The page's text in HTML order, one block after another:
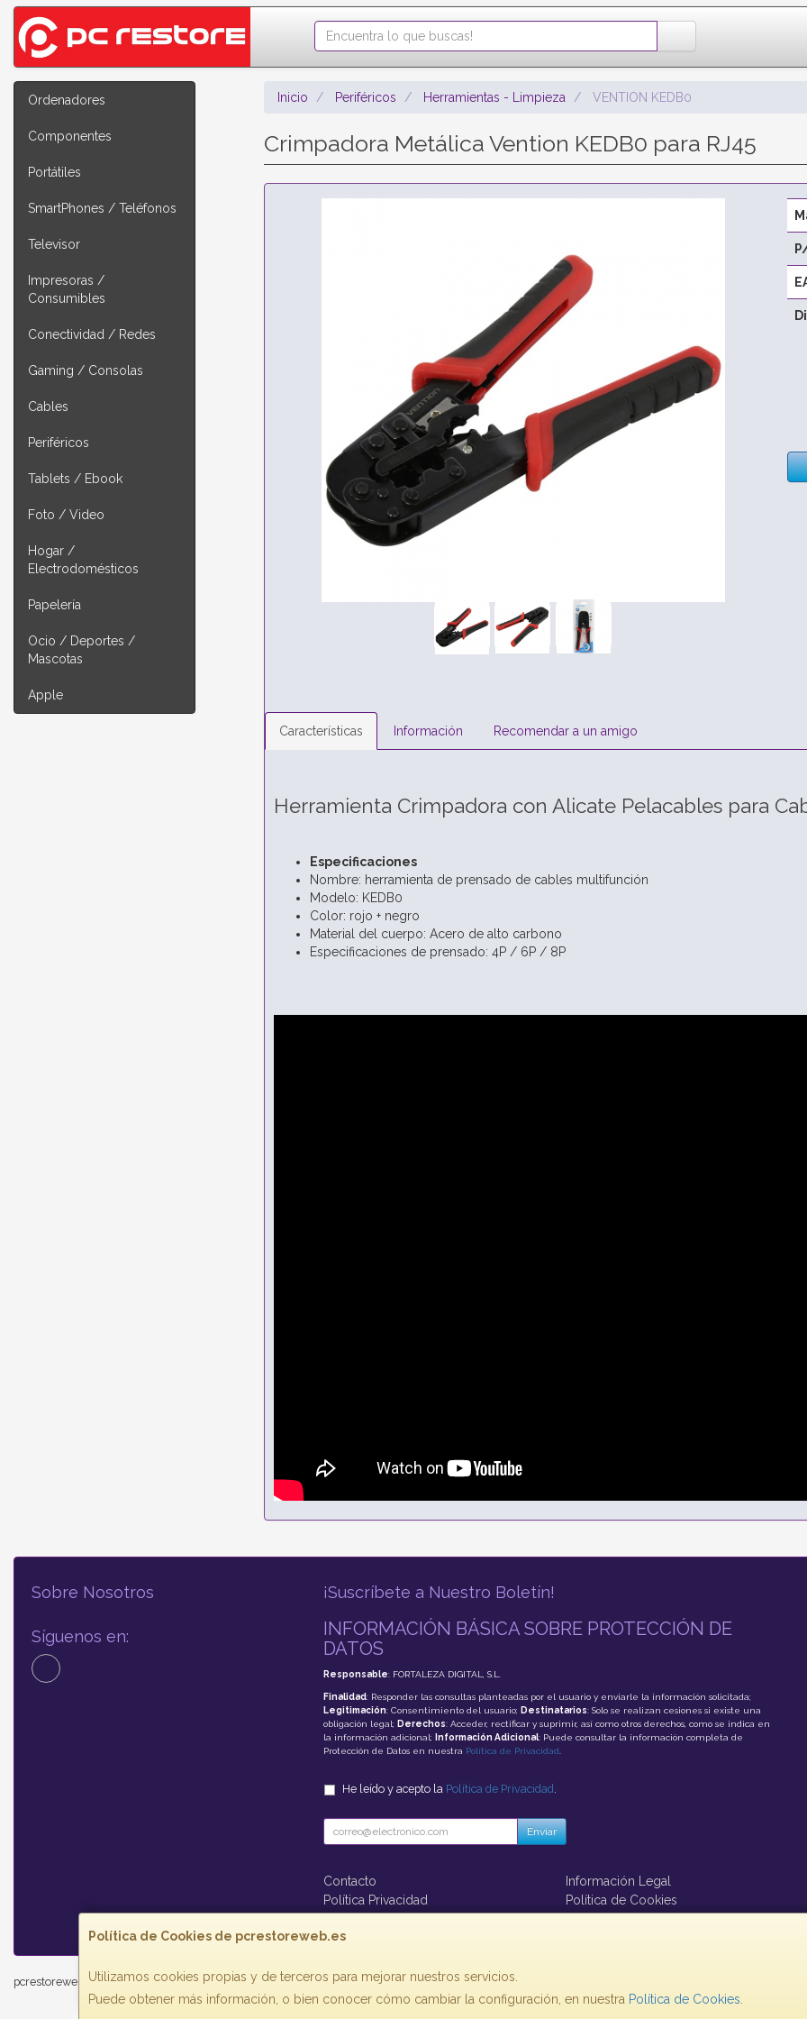
Ordenadores
Componentes
Portátiles
SmartPhones / Teléfonos
Televisor
Impresoras /
Consumibles
Conectividad / Redes
Gaming / Consolas
Cables
Periféricos
Tablets / Ebook
Foto / Video
Hogar /
Electrodomésticos
Papelería
Ocio / Deportes /
Mascotas
Apple
Inicio Periféricos Herramientas - Limpieza VENTION KEDB0
Crimpadora Metálica Vention KEDB0 para RJ45
Características Información Recomendar a un amigo
Herramienta Crimpadora con Alicate Pelacables para
Especificaciones
Nombre: herramienta de prensado de cables multifunción
Modelo: KEDB0
Color: rojo + negro
Material del cuerpo: Acero de alto carbono
Especificaciones de prensado: 4P / 6P / 8P
Política de Cookies de pcrestoreweb.es
Utilizamos cookies propias y de terceros para mejorar nuestros servicios.
Puede obtener más información, o bien conocer cómo cambiar la configuración, en nuestra Política de Cookies
Sobre Nosotros
Síguenos en:
¡Suscríbete a Nuestro Boletín!
INFORMACIÓN BÁSICA SOBRE PROTECCIÓN DE
DATOS
Responsable: FORTALEZA DIGITAL, S.L.
Finalidad: Responder las consultas planteadas por el usuario y enviarle la información solicitada;
Legitimación: Consentimiento del usuario; Destinatarios: Solo se realizan cesiones si existe una
obligación legal; Derechos: Acceder, rectificar y suprimir, así como otros derechos, como se indica en
la información adicional;
Información Adicional: Puede consultar la información completa de
Protección de Datos en nuestra Política de Privacidad
He leído y acepto la Política de Privacidad
Enviar
Contacto
Información Legal
Política Privacidad
Política de Cookies
Formas de Pago
pcrestoreweb.es © 2026
, , , , España. - C.I.F.: B73860793 - Tfno: